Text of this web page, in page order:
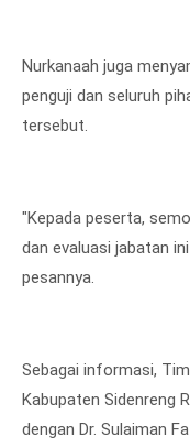
Nurkanaah juga
penguji dan seluruh
tersebut.
"Kepada peserta,
dan evaluasi jabatan
pesannya.
Sebagai informasi,
Kabupaten Sidenreng
dengan Dr. Sulaiman